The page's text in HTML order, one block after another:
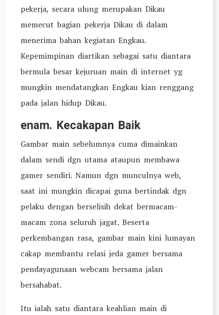
pekerja, secara ulung merupakan Dikau
memecut bagian pekerja Dikau di dalam
menerima bahan kegiatan Engkau.
Kepemimpinan diartikan sebagai satu diantara
bermula besar kejuruan main di internet yg
mungkin mendatangkan Engkau kian renggang
pada jalan hidup Dikau.
enam. Kecakapan Baik
Gambar main sebelumnya cuma dimainkan
dalam sendi dgn utama ataupun membawa
gamer sendiri. Namun dgn munculnya web,
saat ini mungkin dicapai guna bertindak dgn
pelaku dengan berselisih dekat bermacam-
macam zona seluruh jagat. Beserta
perkembangan rasa, gambar main kini lumayan
cakap membantu relasi jeda gamer bersama
pendayagunaan webcam bersama jalan
bersahabat.
Itu ialah satu diantara keahlian main di